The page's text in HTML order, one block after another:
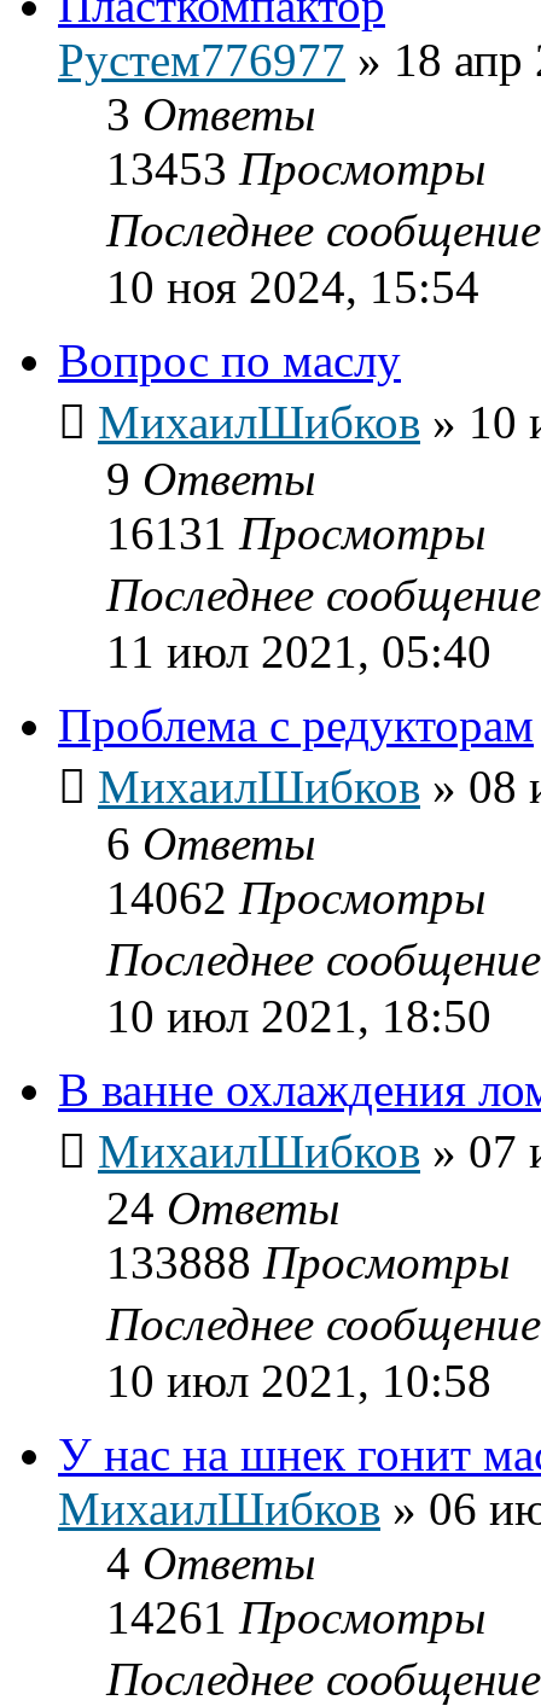
Рустем776977 » 18 апр
3 Ответы
13453 Просмотры
Последнее
10 ноя 2024, 15:54
Вопрос по маслу
МихаилШибков » 10
9 Ответы
16131 Просмотры
Последнее
11 июл 2021, 05:40
Проблема с редукторам
МихаилШибков » 08
6 Ответы
14062 Просмотры
Последнее
10 июл 2021, 18:50
В ванне охлаждения
МихаилШибков » 07
24 Ответы
133888 Просмотры
Последнее
10 июл 2021, 10:58
У нас на шнек гонит
МихаилШибков » 06
4 Ответы
14261 Просмотры
Последнее